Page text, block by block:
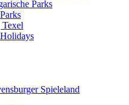
Parks
Spieleland